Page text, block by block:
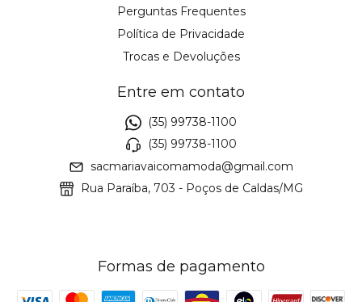
Perguntas Frequentes
Política de Privacidade
Trocas e Devoluções
Entre em contato
(35) 99738-1100
(35) 99738-1100
sacmariavaicomamoda@gmail.com
Rua Paraíba, 703 - Poços de Caldas/MG
Formas de pagamento